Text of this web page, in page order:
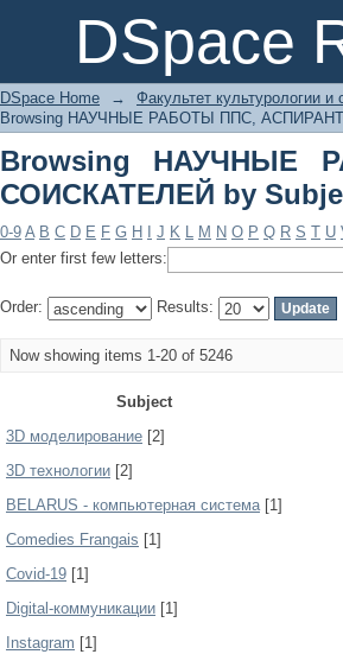
DSpace
Browsing НАУЧНЫЕ
DSpace Home →
Факультет культурологии и
Browsing НАУЧНЫЕ РАБОТЫ ППС,
Browsing НАУЧНЫЕ
СОИСКАТЕЛЕЙ by
0-9 A B C D E F G H J K L M N O P Q R S T U
Or enter first few letters:
Order: Results:
Now showing items 1-20 of 5246
Subject
3D моделирование [2]
3D технологии [2]
BELARUS - компьютерная система[1]
Comedies Frangais [1]
Covid-19 [1]
Digital-коммуникации [1]
Instagram [1]